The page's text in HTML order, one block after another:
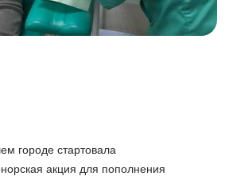
городе стартовала
акция для пополнения